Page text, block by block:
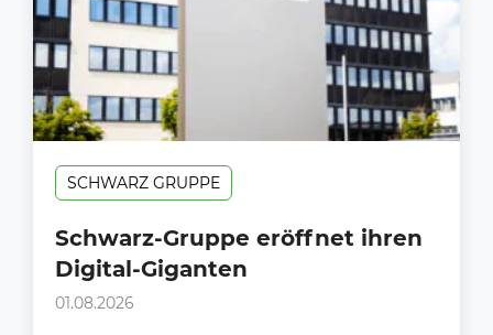
SCHWARZ GRUPPE
Schwarz-Gruppe eröffnet ihren
Digital-Giganten
01.08.2026